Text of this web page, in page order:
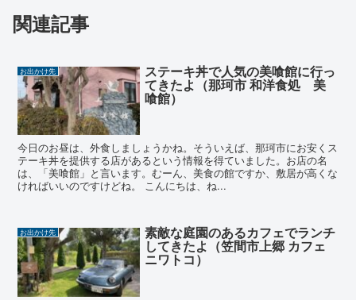
関連記事
お出かけ先 ステーキ丼で人気の美喰館に行っ
てきたよ（那珂市 和洋食処 美
喰館）
今日のお昼は、外食しましょうかね。そういえば、那珂市にお安くス
テーキ丼を提供する店があるという情報を得ていました。お店の名
は、「美喰館」と言います。むーん、美食の館ですか、敷居が高くな
ければいいのですけどね。 こんにちは、ね...
お出かけ先 素敵な庭園のあるカフェでランチ
してきたよ（笠間市上郷 カフェ
ニワトコ）